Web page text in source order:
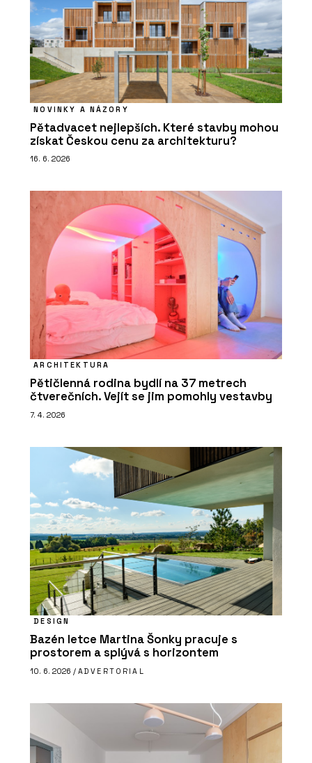
NOVINKY A NÁZORY
Pětadvacet nejlepších. Které stavby mohou
získat Českou cenu za architekturu?
16. 6. 2026
ARCHITEKTURA
Pětičlenná rodina bydlí na 37 metrech
čtverečních. Vejít se jim pomohly vestavby
7. 4. 2026
DESIGN
Bazén letce Martina Šonky pracuje s
prostorem a splývá s horizontem
10. 6. 2026 / ADVERTORIAL